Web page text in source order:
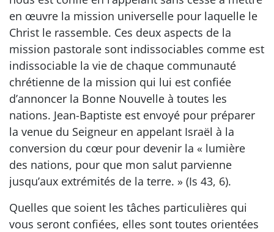
en œuvre la mission universelle pour laquelle le
Christ le rassemble. Ces deux aspects de la
mission pastorale sont indissociables comme est
indissociable la vie de chaque communauté
chrétienne de la mission qui lui est confiée
d’annoncer la Bonne Nouvelle à toutes les
nations. Jean-Baptiste est envoyé pour préparer
la venue du Seigneur en appelant Israël à la
conversion du cœur pour devenir la « lumière
des nations, pour que mon salut parvienne
jusqu’aux extrémités de la terre. » (Is 43, 6).
Quelles que soient les tâches particulières qui
vous seront confiées, elles sont toutes orientées